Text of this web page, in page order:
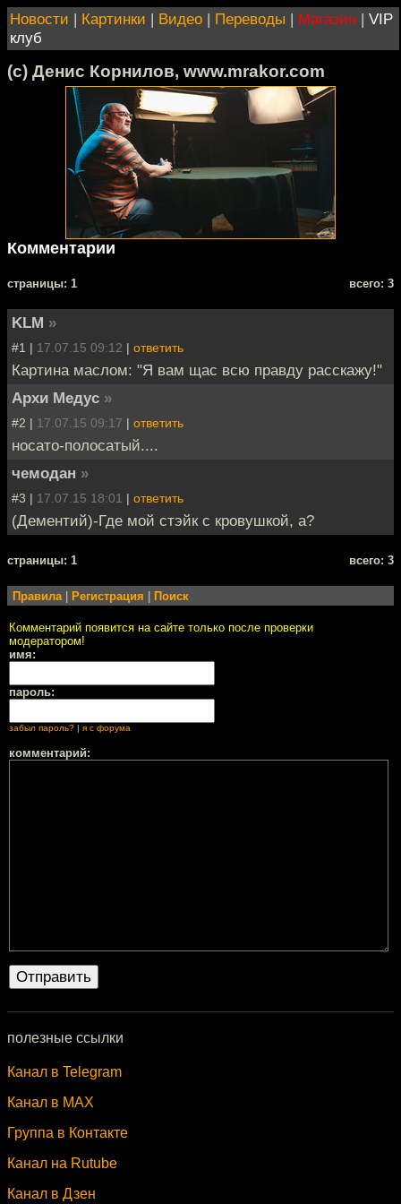
Новости | Картинки | Видео | Переводы | Магазин | VIP
клуб
(с) Денис Корнилов, www.mrakor.com
Комментарии
cтраницы: 1 всего: 3
KLM »
#1 | 17.07.15 09:12 | ответить
Картина маслом: "Я вам щас всю правду расскажу!"
Архи Медус »
#2 | 17.07.15 09:17 | ответить
носато-полосатый....
чемодан »
#3 | 17.07.15 18:01 | ответить
(Дементий)-Где мой стэйк с кровушкой, а?
cтраницы: 1 всего: 3
Правила Регистрация Поиск
Комментарий появится на сайте только после проверки
модератором!
имя:
пароль:
забыл пароль? | я с форума
комментарий:
полезные ссылки
Канал в Telegram
Канал в MAX
Группа в Контакте
Канал на Rutube
Канал в Дзен